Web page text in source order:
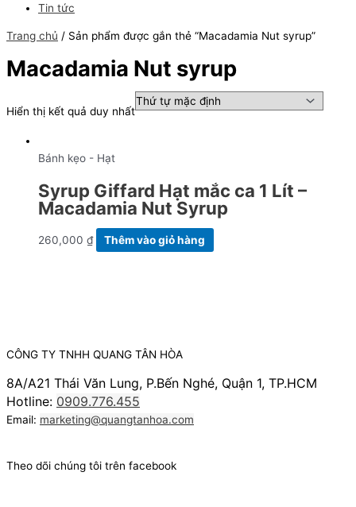
Tin tức
Trang chủ / Sản phẩm được gắn thẻ “Macadamia Nut syrup”
Macadamia Nut syrup
Hiển thị kết quả duy nhất
Bánh kẹo - Hạt
Syrup Giffard Hạt mắc ca 1 Lít –
Macadamia Nut Syrup
260,000 ₫ Thêm vào giỏ hàng
CÔNG TY TNHH QUANG TÂN HÒA
8A/A21 Thái Văn Lung, P.Bến Nghé, Quận 1, TP.HCM
Hotline: 0909.776.455
Email: marketing@quangtanhoa.com
Theo dõi chúng tôi trên facebook